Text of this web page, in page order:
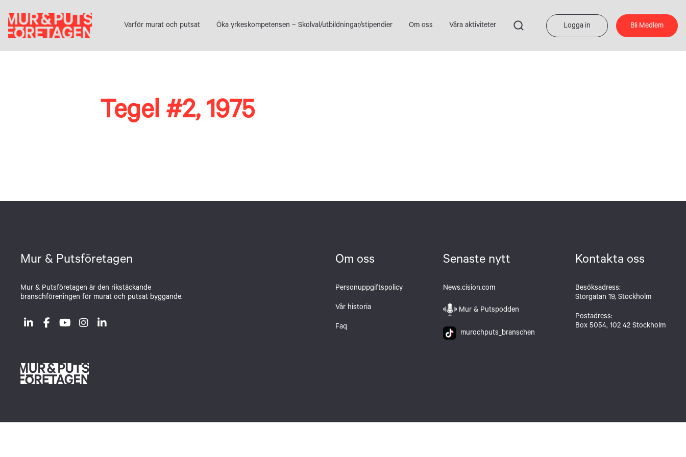
till
innehållet
Varför murat och putsat Öka yrkeskompetensen – Skolval/utbildningar/stipendier Om oss Våra aktiviteter Logga in Bli Medlem
Tegel #2, 1975
Mur & Putsföretagen
Mur & Putsföretagen är den rikstäckande
branschföreningen för murat och putsat byggande.
Om oss
Personuppgiftspolicy
Vår historia
Faq
Senaste nytt
News.cision.com
Mur & Putspodden
murochputs_branschen
Kontakta oss
Besöksadress:
Storgatan 19, Stockholm
Postadress:
Box 5054, 102 42 Stockholm